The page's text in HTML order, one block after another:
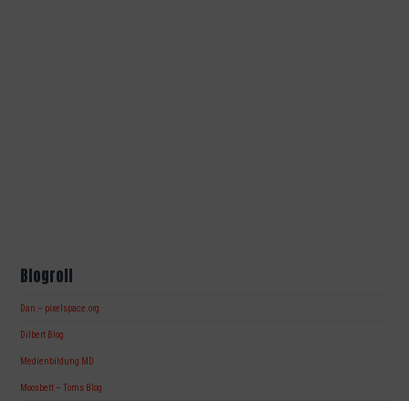
Blogroll
Dan – pixelspace.org
Dilbert Blog
Medienbildung MD
Moosbett – Toms Blog